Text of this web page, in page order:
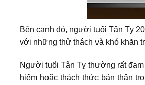
Bên cạnh đó, người tuổi Tân Tỵ
với những thử thách và khó khăn
Người tuổi Tân Tỵ thường rất
hiểm hoặc thách thức bản thân